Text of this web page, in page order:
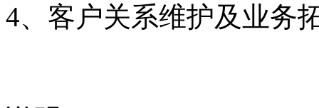
4、客户关系维护及业务